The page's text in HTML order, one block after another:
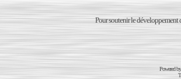
Pour soutenir le développement
Powered